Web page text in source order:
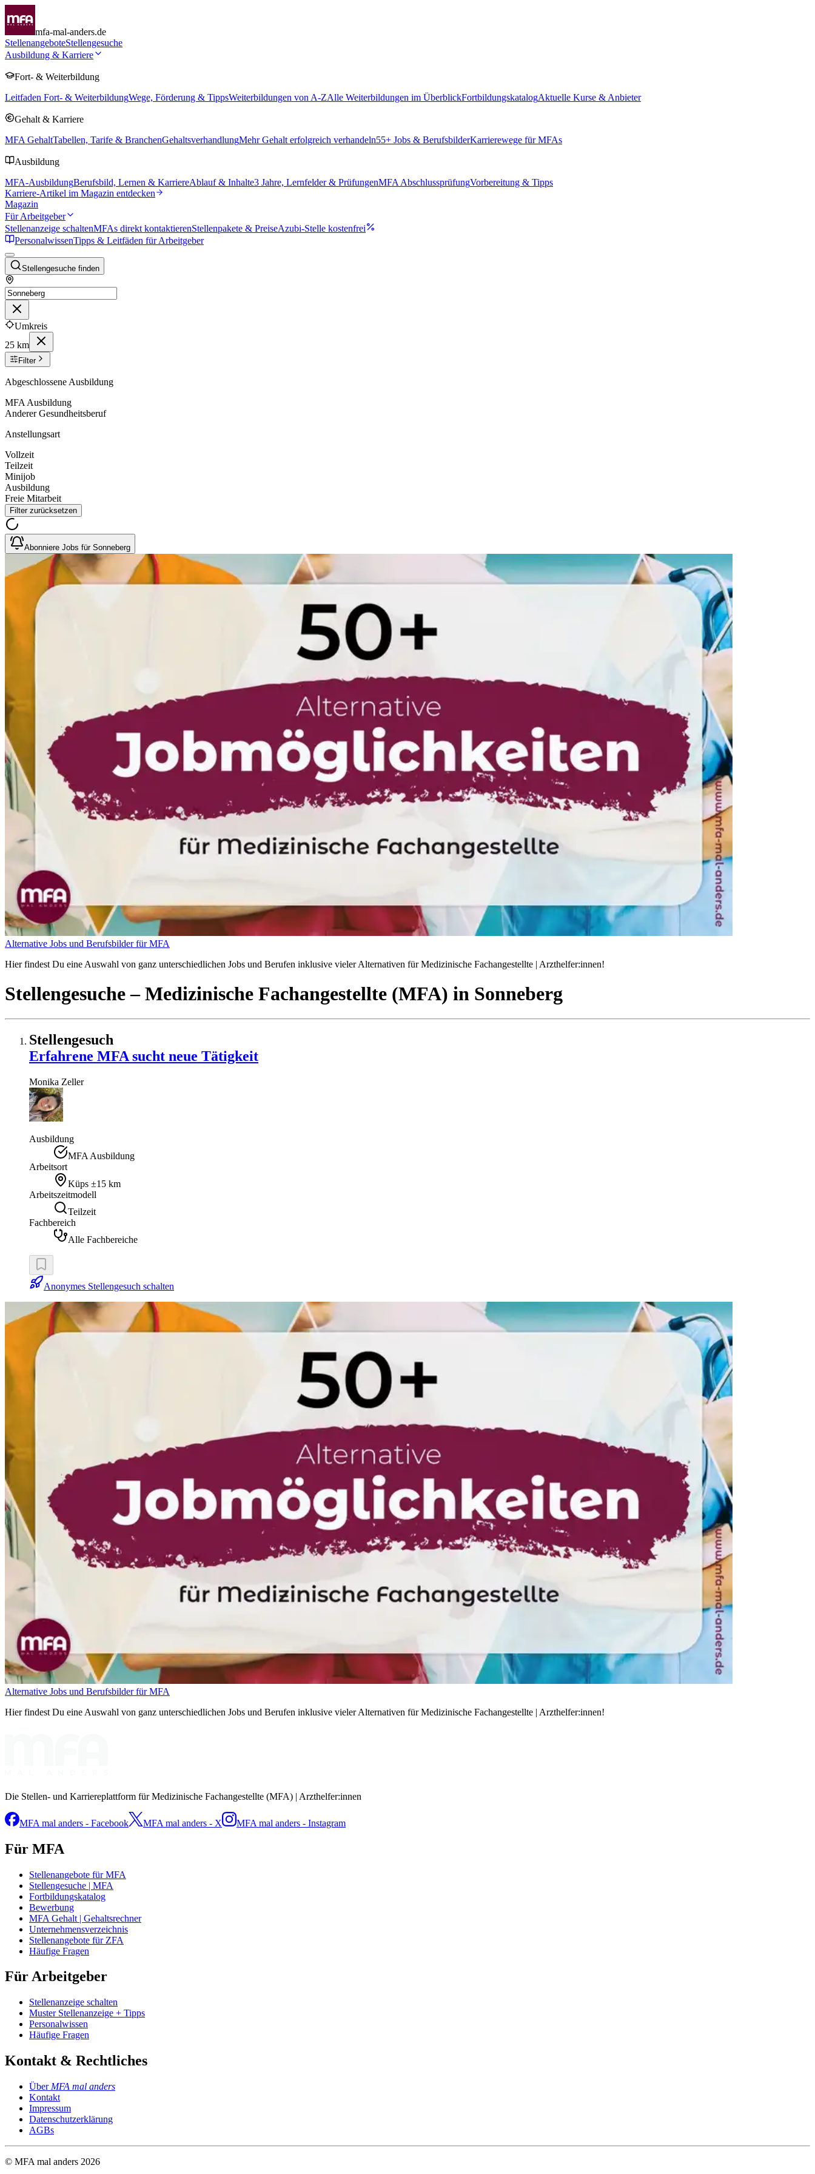
mfa-mal-anders.de
StellenangeboteStellengesuche
Ausbildung & Karriere
Fort- & Weiterbildung
Leitfaden Fort- & WeiterbildungWege, Förderung & TippsWeiterbildungen von A-ZAlle Weiterbildungen im ÜberblickFortbildungskatalogAktuelle Kurse & Anbieter
Gehalt & Karriere
MFA GehaltTabellen, Tarife & BranchenGehaltsverhandlungMehr Gehalt erfolgreich verhandeln55+ Jobs & BerufsbilderKarrierewege für MFAs
Ausbildung
MFA-AusbildungBerufsbild, Lernen & KarriereAblauf & Inhalte3 Jahre, Lernfelder & PrüfungenMFA AbschlussprüfungVorbereitung & Tipps
Karriere-Artikel im Magazin entdecken
Magazin
Für Arbeitgeber
Stellenanzeige schaltenMFAs direkt kontaktierenStellenpakete & PreiseAzubi-Stelle kostenfrei
PersonalwissenTipps & Leitfäden für Arbeitgeber
Stellengesuche finden
Umkreis
25 km
Filter
Abgeschlossene Ausbildung
MFA Ausbildung
Anderer Gesundheitsberuf
Anstellungsart
Vollzeit
Teilzeit
Minijob
Ausbildung
Freie Mitarbeit
Filter zurücksetzen
Abonniere Jobs für Sonneberg
Alternative Jobs und Berufsbilder für MFA
Hier findest Du eine Auswahl von ganz unterschiedlichen Jobs und Berufen inklusive vieler Alternativen für Medizinische Fachangestellte | Arzthelfer:innen!
Stellengesuche– Medizinische Fachangestellte (MFA) in Sonneberg
Stellengesuch
Erfahrene MFA sucht neue Tätigkeit
Monika Zeller
Ausbildung
MFA Ausbildung
Arbeitsort
Küps ±15 km
Arbeitszeitmodell
Teilzeit
Fachbereich
Alle Fachbereiche
Anonymes Stellengesuch schalten
Alternative Jobs und Berufsbilder für MFA
Hier findest Du eine Auswahl von ganz unterschiedlichen Jobs und Berufen inklusive vieler Alternativen für Medizinische Fachangestellte | Arzthelfer:innen!
Die Stellen- und Karriereplattform für Medizinische Fachangestellte (MFA) | Arzthelfer:innen
MFA mal anders - Facebook MFA mal anders - X MFA mal anders - Instagram
Für MFA
Stellenangebote für MFA
Stellengesuche | MFA
Fortbildungskatalog
Bewerbung
MFA Gehalt | Gehaltsrechner
Unternehmensverzeichnis
Stellenangebote für ZFA
Häufige Fragen
Für Arbeitgeber
Stellenanzeige schalten
Muster Stellenanzeige + Tipps
Personalwissen
Häufige Fragen
Kontakt & Rechtliches
Über MFA mal anders
Kontakt
Impressum
Datenschutzerklärung
AGBs
© MFA mal anders 2026